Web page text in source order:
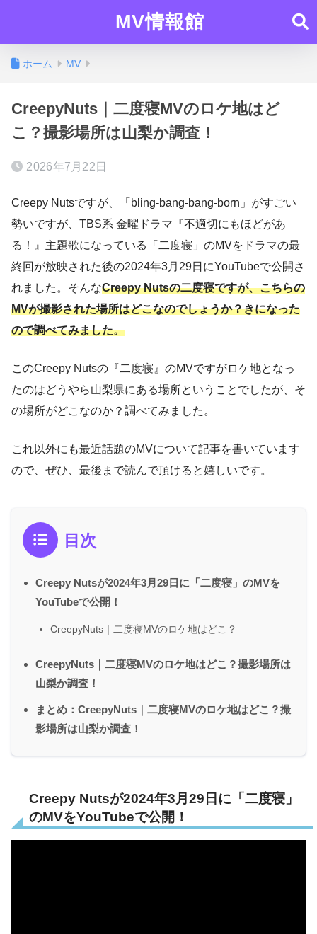
MV情報館
ホーム MV
CreepyNuts｜二度寝MVのロケ地はど
こ？撮影場所は山梨か調査！
2026年7月22日
Creepy Nutsですが、「bling-bang-bang-born」がすごい
勢いですが、TBS系 金曜ドラマ『不適切にもほどがあ
る！』主題歌になっている「二度寝」のMVをドラマの最
終回が放映された後の2024年3月29日にYouTubeで公開さ
れました。そんなCreepy Nutsの二度寝ですが、こちらの
MVが撮影された場所はどこなのでしょうか？きになった
ので調べてみました。
このCreepy Nutsの『二度寝』のMVですがロケ地となっ
たのはどうやら山梨県にある場所ということでしたが、そ
の場所がどこなのか？調べてみました。
これ以外にも最近話題のMVについて記事を書いています
ので、ぜひ、最後まで読んで頂けると嬉しいです。
目次
Creepy Nutsが2024年3月29日に「二度寝」のMVを
YouTubeで公開！
CreepyNuts｜二度寝MVのロケ地はどこ？
CreepyNuts｜二度寝MVのロケ地はどこ？撮影場所は
山梨か調査！
まとめ：CreepyNuts｜二度寝MVのロケ地はどこ？撮
影場所は山梨か調査！
Creepy Nutsが2024年3月29日に「二度寝」
のMVをYouTubeで公開！